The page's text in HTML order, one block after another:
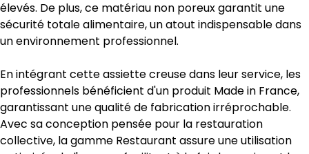
élevés. De plus, ce matériau non poreux garantit une
sécurité totale alimentaire, un atout indispensable dans
un environnement professionnel.
En intégrant cette assiette creuse dans leur service, les
professionnels bénéficient d'un produit Made in France,
garantissant une qualité de fabrication irréprochable.
Avec sa conception pensée pour la restauration
collective, la gamme Restaurant assure une utilisation